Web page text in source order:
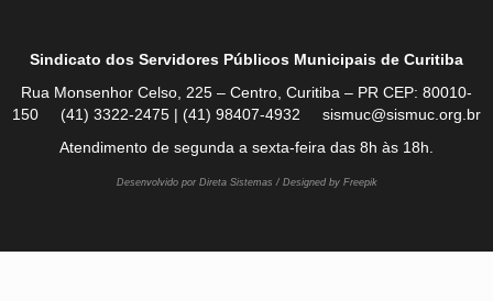
Sindicato dos Servidores Públicos Municipais de Curitiba
Rua Monsenhor Celso, 225 – Centro, Curitiba – PR CEP: 80010-
150 (41) 3322-2475 | (41) 98407-4932 sismuc@sismuc.org.br
Atendimento de segunda a sexta-feira das 8h às 18h.
Desenvolvido por Direta Sistemas / Designed by Freepik